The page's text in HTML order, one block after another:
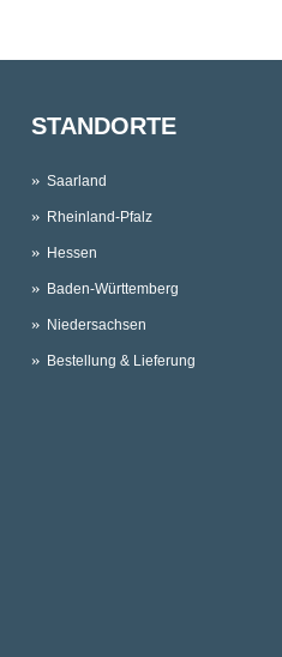
STANDORTE
Saarland
Rheinland-Pfalz
Hessen
Baden-Württemberg
Niedersachsen
Bestellung & Lieferung